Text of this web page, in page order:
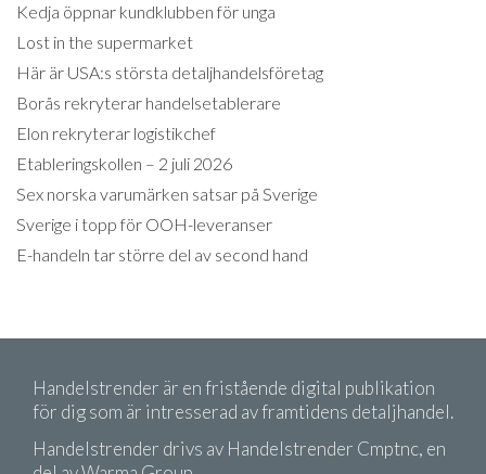
Kedja öppnar kundklubben för unga
Lost in the supermarket
Här är USA:s största detaljhandelsföretag
Borås rekryterar handelsetablerare
Elon rekryterar logistikchef
Etableringskollen – 2 juli 2026
Sex norska varumärken satsar på Sverige
Sverige i topp för OOH-leveranser
E-handeln tar större del av second hand
Handelstrender är en fristående digital publikation
för dig som är intresserad av framtidens detaljhandel.
Handelstrender drivs av Handelstrender Cmptnc, en